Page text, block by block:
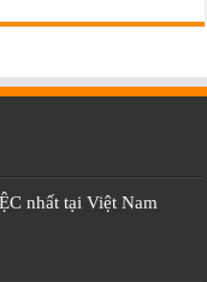
nhất tại Việt Nam